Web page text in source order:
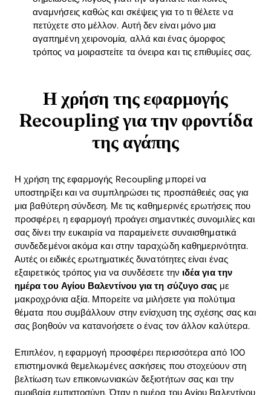
Home
Blog
Download
αναμνήσεις καθώς και σκέψεις για το τι θέλετε να
πετύχετε στο μέλλον. Αυτή δεν είναι μόνο μια
αγαπημένη χειρονομία, αλλά και ένας όμορφος
τρόπος να μοιραστείτε τα όνειρα και τις επιθυμίες σας.
Η χρήση της εφαρμογής
Recoupling για την φροντίδα
της αγάπης
Η χρήση της εφαρμογής Recoupling μπορεί να
υποστηρίξει και να συμπληρώσει τις προσπάθειές σας για
μια βαθύτερη σύνδεση. Με τις καθημερινές ερωτήσεις που
προσφέρει, η εφαρμογή προάγει σημαντικές συνομιλίες και
σας δίνει την ευκαιρία να παραμείνετε συναισθηματικά
συνδεδεμένοι ακόμα και στην ταραχώδη καθημερινότητα.
Αυτές οι ειδικές ερωτηματικές δυνατότητες είναι ένας
εξαιρετικός τρόπος για να συνδέσετε την ιδέα για την
ημέρα του Αγίου Βαλεντίνου για τη σύζυγο σας με
μακροχρόνια αξία. Μπορείτε να μιλήσετε για πολύτιμα
θέματα που συμβάλλουν στην ενίσχυση της σχέσης σας και
σας βοηθούν να κατανοήσετε ο ένας τον άλλον καλύτερα.
Επιπλέον, η εφαρμογή προσφέρει περισσότερα από 100
επιστημονικά θεμελιωμένες ασκήσεις που στοχεύουν στη
βελτίωση των επικοινωνιακών δεξιοτήτων σας και την
αμοιβαία εμπιστοσύνη. Όταν η ημέρα του Αγίου Βαλεντίνου